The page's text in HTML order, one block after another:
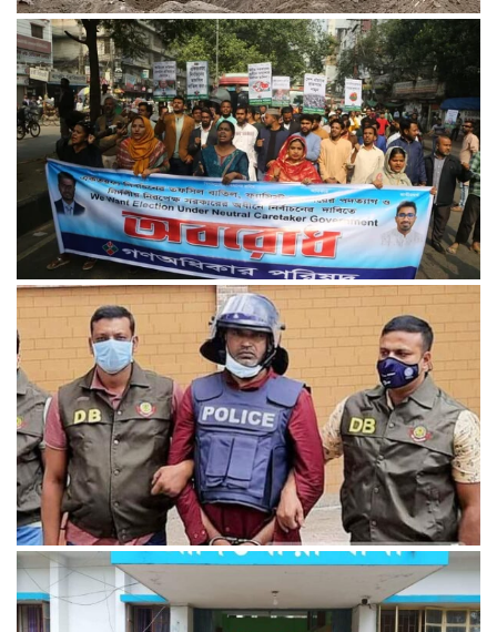
হামাসের হামলায় ইসরায়েলের ব্যাটালিয়ন কমান্ডারসহ ১০ সেনা নিহত
আওয়ামী লীগকে ডামি প্রার্থীর নির্বাচন করতে দেওয়া হবে না: নুরুল
শেখ হাসিনা হত্যাচেষ্টার সাজাপ্রাপ্ত আসামি রঞ্জু গ্রেপ্তার